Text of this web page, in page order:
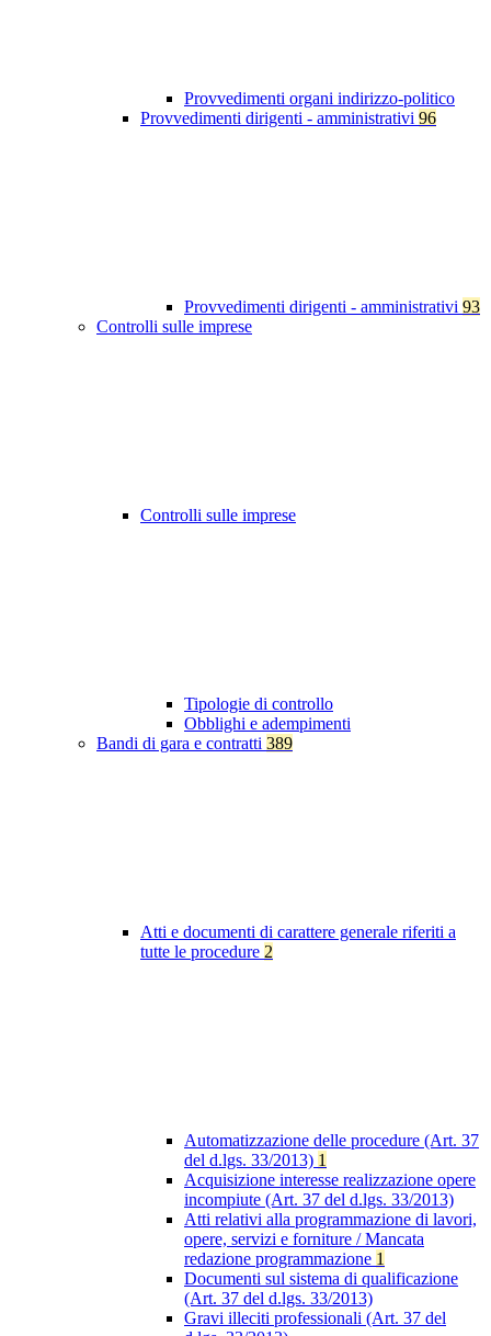
Provvedimenti organi indirizzo-politico
Provvedimenti dirigenti - amministrativi 96
Provvedimenti dirigenti - amministrativi 93
Controlli sulle imprese
Controlli sulle imprese
Tipologie di controllo
Obblighi e adempimenti
Bandi di gara e contratti 389
Atti e documenti di carattere generale riferiti a
tutte le procedure 2
Automatizzazione delle procedure (Art. 37
del d.lgs. 33/2013) 1
Acquisizione interesse realizzazione opere
incompiute (Art. 37 del d.lgs. 33/2013)
Atti relativi alla programmazione di lavori,
opere, servizi e forniture / Mancata
redazione programmazione 1
Documenti sul sistema di qualificazione
(Art. 37 del d.lgs. 33/2013)
Gravi illeciti professionali (Art. 37 del